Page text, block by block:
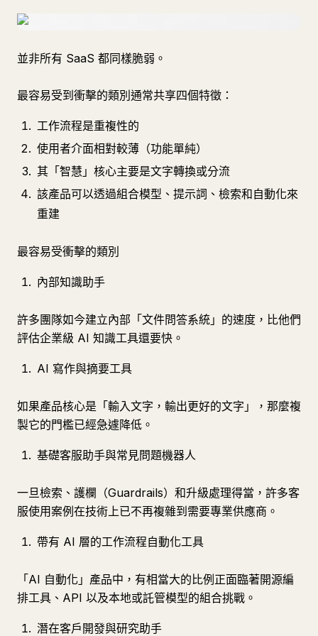
並非所有 SaaS 都同樣脆弱。
最容易受到衝擊的類別通常共享四個特徵：
工作流程是重複性的
使用者介面相對較薄（功能單純）
其「智慧」核心主要是文字轉換或分流
該產品可以透過組合模型、提示詞、檢索和自動化來
重建
最容易受衝擊的類別
內部知識助手
許多團隊如今建立內部「文件問答系統」的速度，比他們
評估企業級 AI 知識工具還要快。
AI 寫作與摘要工具
如果產品核心是「輸入文字，輸出更好的文字」，那麼複
製它的門檻已經急遽降低。
基礎客服助手與常見問題機器人
一旦檢索、護欄（Guardrails）和升級處理得當，許多客
服使用案例在技術上已不再複雜到需要專業供應商。
帶有 AI 層的工作流程自動化工具
「AI 自動化」產品中，有相當大的比例正面臨著開源編
排工具、API 以及本地或託管模型的組合挑戰。
潛在客戶開發與研究助手